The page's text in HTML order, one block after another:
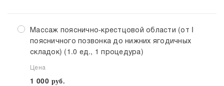
Массаж пояснично-крестцовой области (от I
поясничного позвонка до нижних ягодичных
складок) (1.0 ед., 1 процедура)
Цена
1 000 руб.